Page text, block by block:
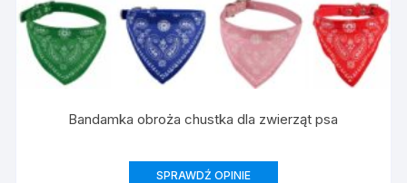
Bandamka obroża chustka dla zwierząt psa
SPRAWDŹ OPINIE